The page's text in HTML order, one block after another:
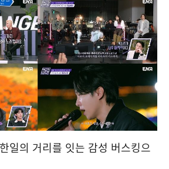
일의 거리를 잇는 감성 버스킹으